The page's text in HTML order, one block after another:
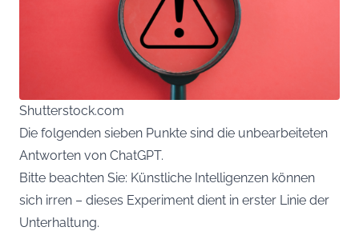
Shutterstock.com
Die folgenden sieben Punkte sind die unbearbeiteten
Antworten von ChatGPT.
Bitte beachten Sie: Künstliche Intelligenzen können
sich irren – dieses Experiment dient in erster Linie der
Unterhaltung.